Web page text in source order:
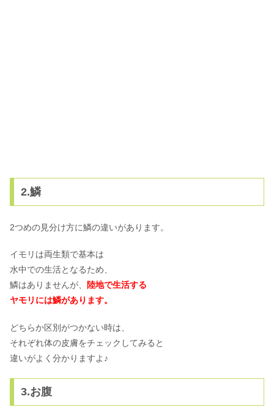
2.鱗
2つめの見分け方に鱗の違いがあります。
イモリは両生類で基本は
水中での生活となるため、
鱗はありませんが、
陸地で生活する
ヤモリには鱗があります。
どちらか区別がつかない時は、
それぞれ体の皮膚をチェックしてみると
違いがよく分かりますよ♪
3.お腹